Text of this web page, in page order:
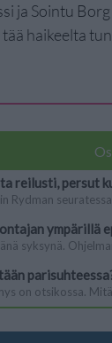
ja Sointu
tää haikeelta